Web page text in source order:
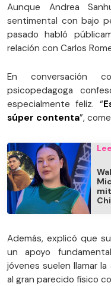
Aunque Andrea
sentimental con bajo
pasado habló
relación con Carlos
En conversación
psicopedagoga
especialmente feliz. “
súper contenta”,
Además, explicó que
un apoyo
jóvenes suelen llamar
al gran parecido físico